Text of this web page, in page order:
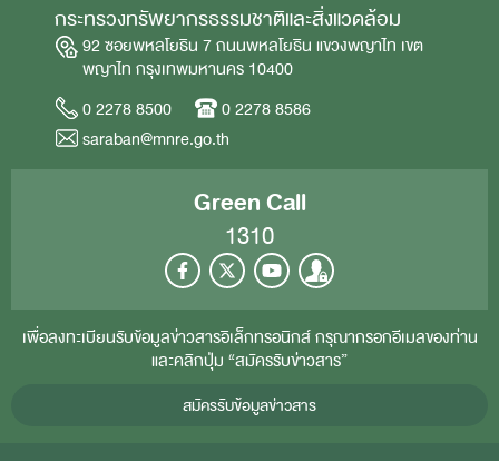
กระทรวงทรัพยากรธรรมชาติและสิ่งแวดล้อม
92 ซอยพหลโยธิน 7 ถนนพหลโยธิน แขวงพญาไท เขต
พญาไท กรุงเทพมหานคร 10400
0 2278 8500
0 2278 8586
saraban@mnre.go.th
Green Call
1310
เพื่อลงทะเบียนรับข้อมูลข่าวสารอิเล็กทรอนิกส์ กรุณากรอกอีเมลของท่าน
และคลิกปุ่ม “สมัครรับข่าวสาร”
สมัครรับข้อมูลข่าวสาร